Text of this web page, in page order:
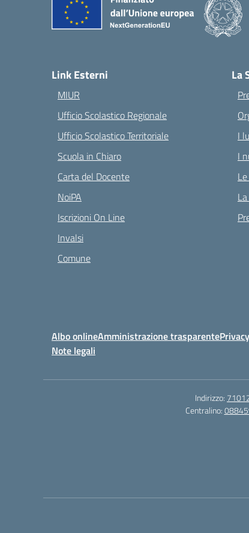
Link Esterni
MIUR
Ufficio Scolastico Regionale
Ufficio Scolastico Territoriale
Scuola in Chiaro
Carta del Docente
NoiPA
Iscrizioni On Line
Invalsi
Comune
La
I
I
Albo onlineAmministrazione trasparente
Note legali
Indirizzo:
Centralino: